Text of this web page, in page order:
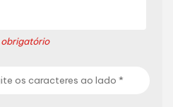
obrigatório